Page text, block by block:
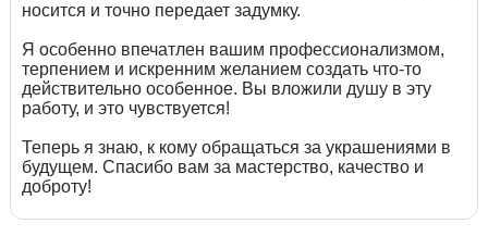
носится и точно передает задумку.
Я особенно впечатлен вашим профессионализмом,
терпением и искренним желанием создать что-то
действительно особенное. Вы вложили душу в эту
работу, и это чувствуется!
Теперь я знаю, к кому обращаться за украшениями в
будущем. Спасибо вам за мастерство, качество и
доброту!